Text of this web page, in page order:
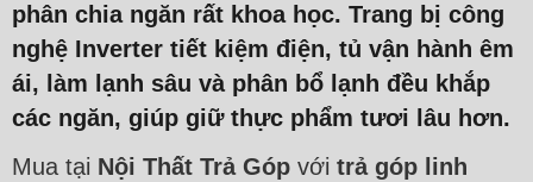
phân chia ngăn rất khoa học. Trang bị công
nghệ Inverter tiết kiệm điện, tủ vận hành êm
ái, làm lạnh sâu và phân bổ lạnh đều khắp
các ngăn, giúp giữ thực phẩm tươi lâu hơn.
Mua tại Nội Thất Trả Góp với trả góp linh